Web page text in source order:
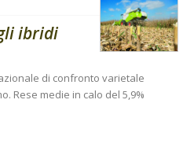
ibridi
di confronto varietale
Rese medie in calo del 5,9%